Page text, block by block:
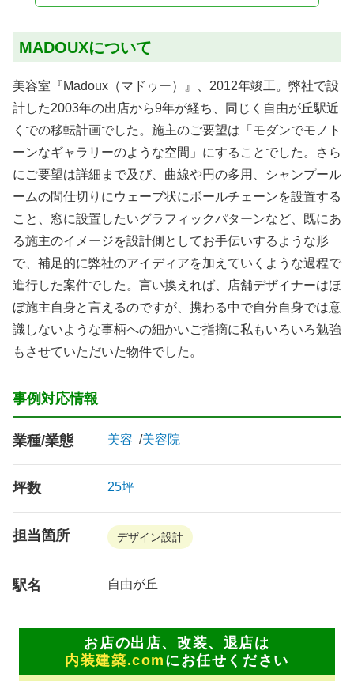
MADOUXについて
美容室『Madoux（マドゥー）』、2012年竣工。弊社で設
計した2003年の出店から9年が経ち、同じく自由が丘駅近
くでの移転計画でした。施主のご要望は「モダンでモノト
ーンなギャラリーのような空間」にすることでした。さら
にご要望は詳細まで及び、曲線や円の多用、シャンプール
ームの間仕切りにウェーブ状にボールチェーンを設置する
こと、窓に設置したいグラフィックパターンなど、既にあ
る施主のイメージを設計側としてお手伝いするような形
で、補足的に弊社のアイディアを加えていくような過程で
進行した案件でした。言い換えれば、店舗デザイナーはほ
ぼ施主自身と言えるのですが、携わる中で自分自身では意
識しないような事柄への細かいご指摘に私もいろいろ勉強
もさせていただいた物件でした。
事例対応情報
業種/業態 美容 美容院
坪数 25坪
担当箇所 デザイン設計
駅名 自由が丘
お店の出店、改装、退店は
内装建築.com にお任せください